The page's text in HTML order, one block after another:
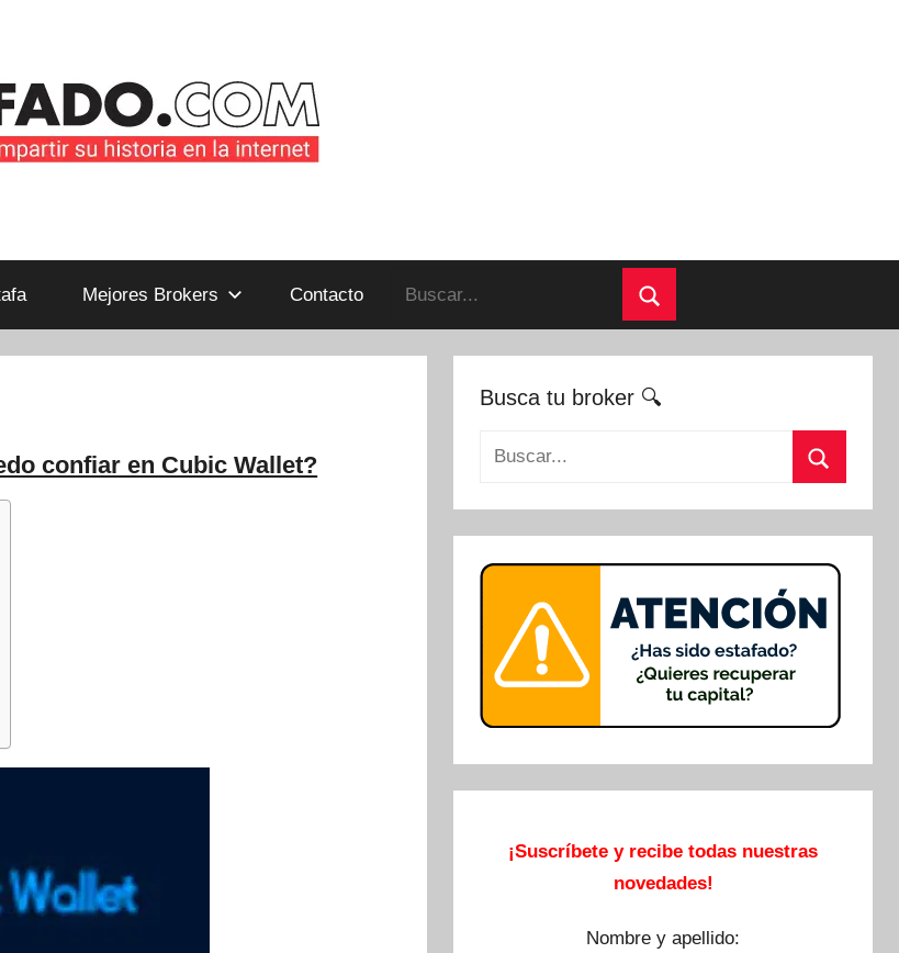
Mejores Brokers Contacto
Buscar:
Buscar
confiar en Cubic Wallet?
Busca tu broker 🔍
Buscar:
¡Suscríbete y recibe todas nuestras
novedades!
Nombre y apellido: